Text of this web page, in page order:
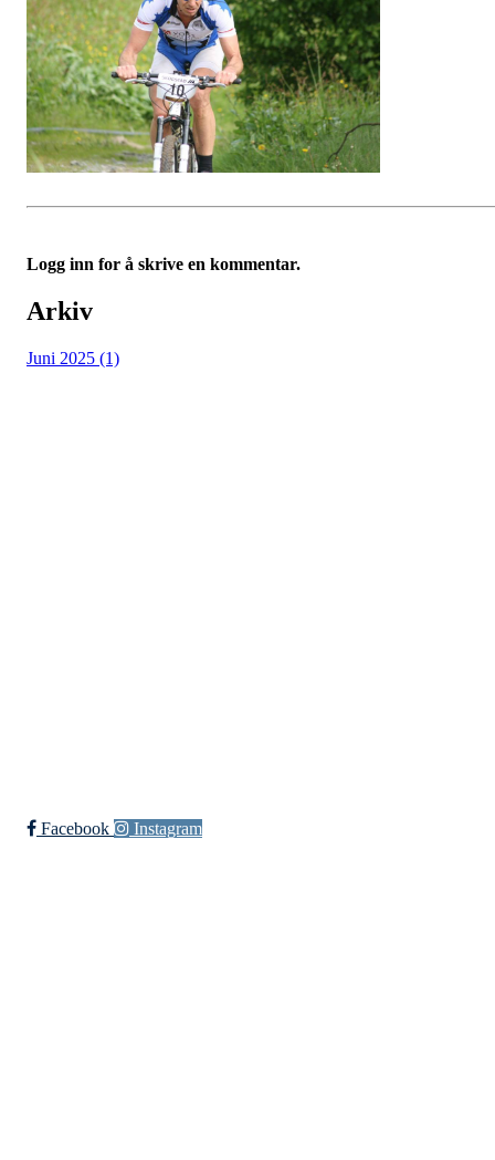
Logg inn for å skrive en kommentar.
Arkiv
Juni 2025 (1)
Facebook Instagram